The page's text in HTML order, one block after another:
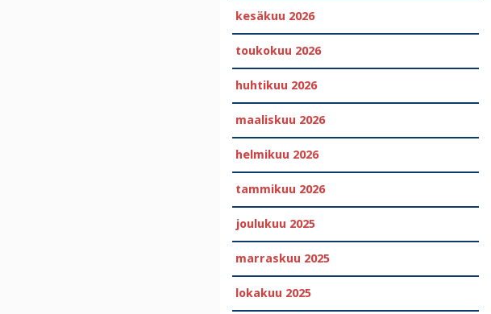
kesäkuu 2026
toukokuu 2026
huhtikuu 2026
maaliskuu 2026
helmikuu 2026
tammikuu 2026
joulukuu 2025
marraskuu 2025
lokakuu 2025